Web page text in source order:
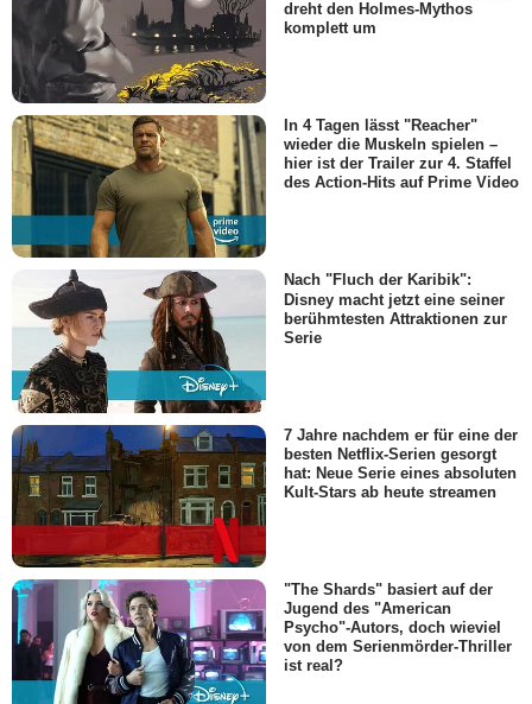
dreht den Holmes-Mythos
komplett um
In 4 Tagen lässt "Reacher"
wieder die Muskeln spielen –
hier ist der Trailer zur 4. Staffel
des Action-Hits auf Prime Video
Nach "Fluch der Karibik":
Disney macht jetzt eine seiner
berühmtesten Attraktionen zur
Serie
7 Jahre nachdem er für eine der
besten Netflix-Serien gesorgt
hat: Neue Serie eines absoluten
Kult-Stars ab heute streamen
"The Shards" basiert auf der
Jugend des "American
Psycho"-Autors, doch wieviel
von dem Serienmörder-Thriller
ist real?